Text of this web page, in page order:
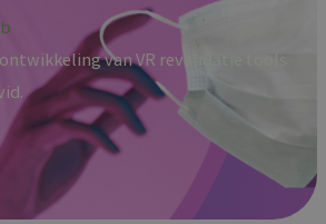
van VR revalidatie tools